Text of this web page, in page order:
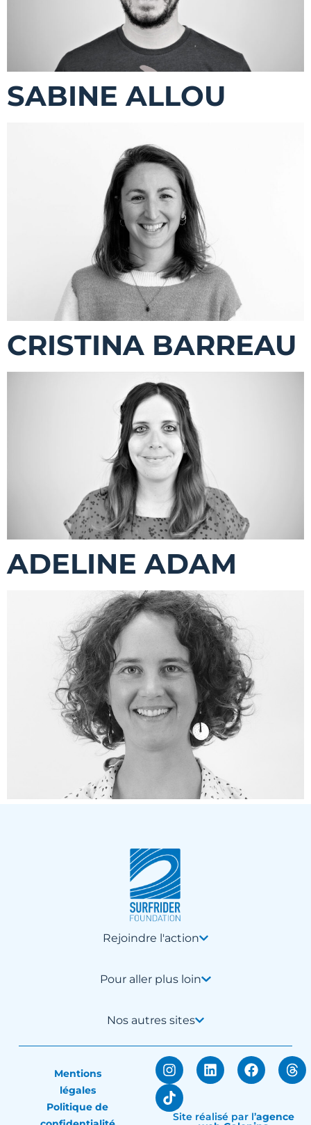
SABINE ALLOU
CRISTINA BARREAU
ADELINE ADAM
Rejoindre l'action
Pour aller plus loin
Nos autres sites
Mentions
légales
Politique de
Site réalisé par l’agence